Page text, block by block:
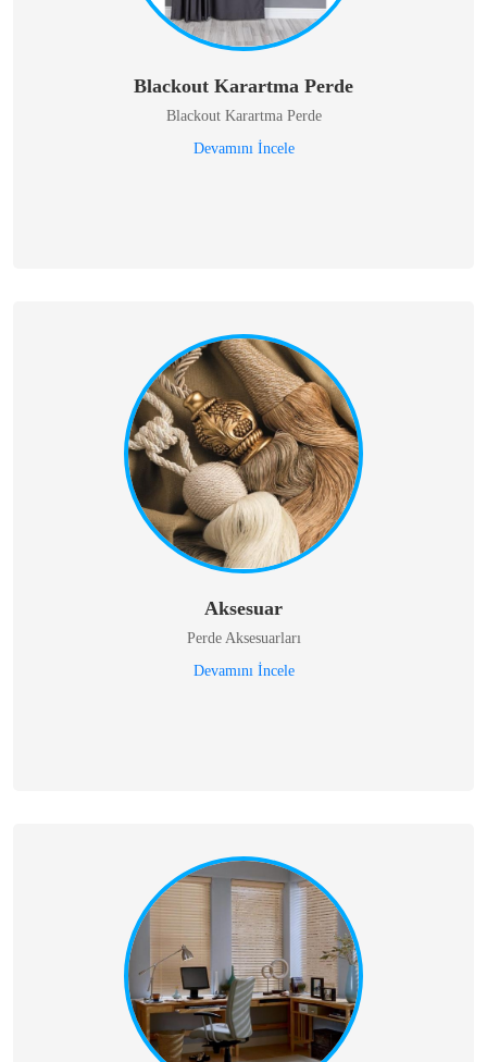
Blackout Karartma Perde
Blackout Karartma Perde
Devamını İncele
Aksesuar
Perde Aksesuarları
Devamını İncele